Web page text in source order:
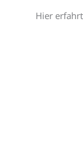
Hier